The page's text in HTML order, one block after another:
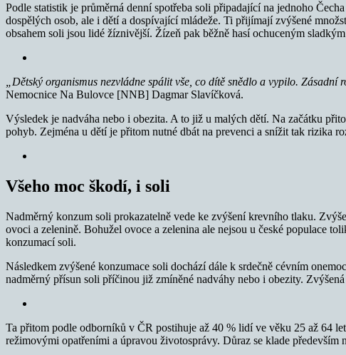
Podle statistik je průměrná denní spotřeba soli připadající na jednoho
dospělých osob, ale i dětí a dospívající mládeže. Ti přijímají zvýšené
obsahem soli jsou lidé žíznivější. Žízeň pak běžně hasí ochuceným
„Dětský organismus nezvládne spálit vše, co dítě snědlo a vypilo.
Nemocnice Na Bulovce [NNB] Dagmar Slavíčková.
Výsledek je nadváha nebo i obezita. A to již u malých dětí. Na začátku
pohyb. Zejména u dětí je přitom nutné dbát na prevenci a snížit tak rizika
Všeho moc škodí, i soli
Nadměrný konzum soli prokazatelně vede ke zvýšení krevního tlaku.
ovoci a zelenině. Bohužel ovoce a zelenina ale nejsou u české populace
konzumací soli.
Následkem zvýšené konzumace soli dochází dále k srdečně cévním
nadměrný přísun soli příčinou již zmíněné nadváhy nebo i obezity.
Ta přitom podle odborníků v ČR postihuje až 40 % lidí ve věku 25 až 64
režimovými opatřeními a úpravou životosprávy. Důraz se klade